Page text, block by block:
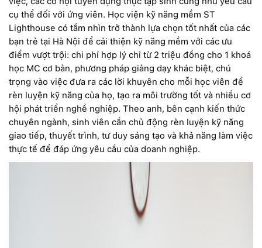
cụ thể đối với ứng viên. Học viện kỹ năng mềm ST
Lighthouse có tầm nhìn trở thành lựa chọn tốt nhất của các
bạn trẻ tại Hà Nội để cải thiện kỹ năng mềm với các ưu
điểm vượt trội: chi phí hợp lý chỉ từ 2 triệu đồng cho 1 khoá
học MC cơ bản, phương pháp giảng dạy khác biệt, chú
trọng vào việc đưa ra các lời khuyên cho mỗi học viên để
rèn luyện kỹ năng của họ, tạo ra môi trường tốt và nhiều cơ
hội phát triển nghề nghiệp. Theo anh, bên cạnh kiến thức
chuyên ngành, sinh viên cần chủ động rèn luyện kỹ năng
giao tiếp, thuyết trình, tư duy sáng tạo và khả năng làm việc
thực tế để đáp ứng yêu cầu của doanh nghiệp.